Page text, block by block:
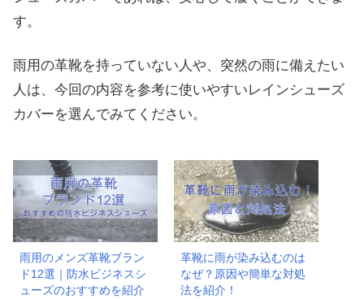
す。
雨用の革靴を持っていない人や、突然の雨に備えたい
人は、今回の内容を参考に使いやすいレインシューズ
カバーを選んでみてください。
雨用のメンズ革靴ブラン
ド12選｜防水ビジネスシ
ューズのおすすめを紹介
革靴に雨が染み込むのは
なぜ？原因や簡単な対処
法を紹介！